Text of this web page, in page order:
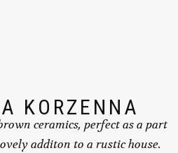
KORZENNA
ceramics, perfect as a part
additon to a rustic house.